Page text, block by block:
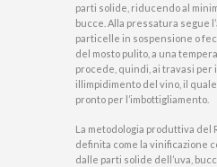
parti solide, riducendo al
bucce. Alla pressatura segue
particelle in sospensione o
del mosto pulito, a una
procede, quindi, ai travasi per
illimpidimento del vino, il
pronto per l’imbottigliamento.
La metodologia produttiva del
definita come la vinificazione
dalle parti solide dell’uva,